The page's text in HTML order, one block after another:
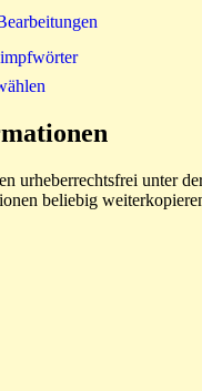
urheberrechtsfrei unter
beliebig